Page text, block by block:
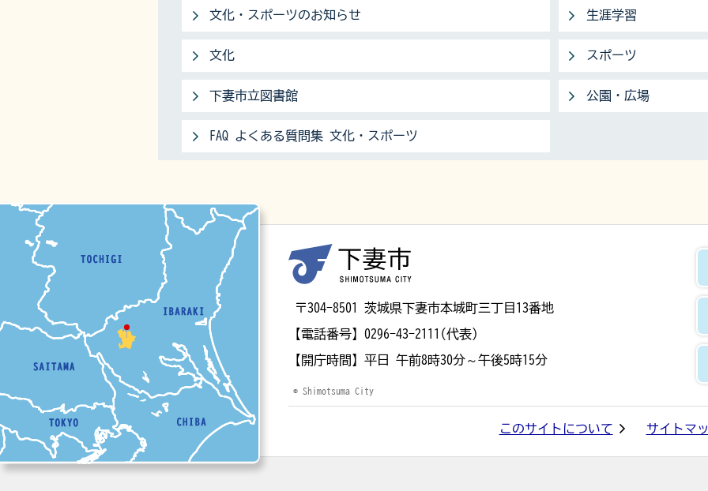
文化・スポーツのお知らせ 生涯学習
文化 スポーツ
下妻市立図書館 公園・広場
FAQ よくある質問集 文化・スポーツ
〒304-8501 茨城県下妻市本城町三丁目13番地
【電話番号】 0296-43-2111(代表)
【開庁時間】 平日 午前8時30分～午後5時15分
© Shimotsuma City
このサイトについて サイトマ